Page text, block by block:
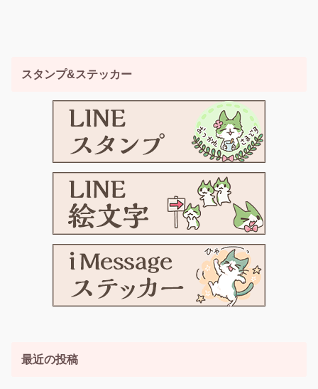
スタンプ&ステッカー
最近の投稿